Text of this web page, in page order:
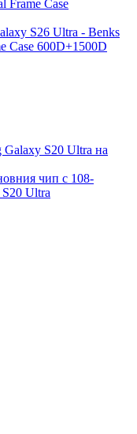
S26 Ultra - Benks
Case 600D+1500D
Galaxy S20 Ultra на
чип с 108-
S20 Ultra